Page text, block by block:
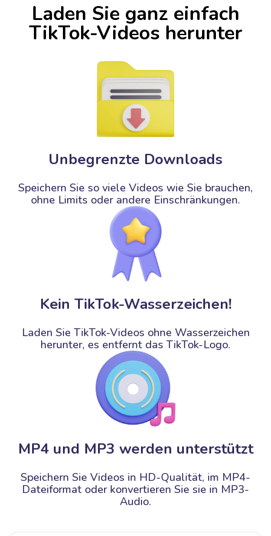
Laden Sie ganz einfach
TikTok-Videos herunter
Unbegrenzte Downloads
Speichern Sie so viele Videos wie Sie brauchen,
ohne Limits oder andere Einschränkungen.
Kein TikTok-Wasserzeichen!
Laden Sie TikTok-Videos ohne Wasserzeichen
herunter, es entfernt das TikTok-Logo.
MP4 und MP3 werden unterstützt
Speichern Sie Videos in HD-Qualität, im MP4-
Dateiformat oder konvertieren Sie sie in MP3-
Audio.